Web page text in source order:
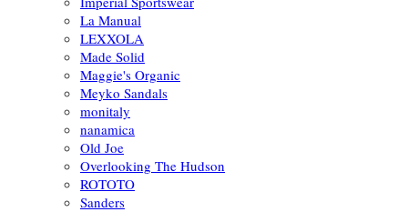
La Manual
LEXXOLA
Made Solid
Maggie's Organic
Meyko Sandals
monitaly
nanamica
Old Joe
Overlooking The Hudson
ROTOTO
Sanders